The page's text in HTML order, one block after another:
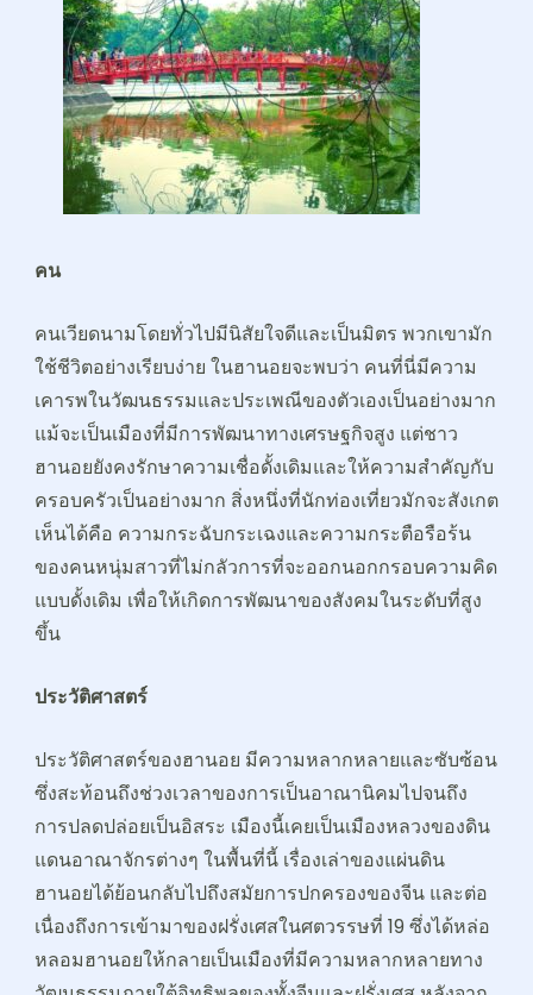
คน
คนเวียดนามโดยทั่วไปมีนิสัยใจดีและเป็นมิตร พวกเขามัก
ใช้ชีวิตอย่างเรียบง่าย ในฮานอยจะพบว่า คนที่นี่มีความ
เคารพในวัฒนธรรมและประเพณีของตัวเองเป็นอย่างมาก
แม้จะเป็นเมืองที่มีการพัฒนาทางเศรษฐกิจสูง แต่ชาว
ฮานอยยังคงรักษาความเชื่อดั้งเดิมและให้ความสำคัญกับ
ครอบครัวเป็นอย่างมาก สิ่งหนึ่งที่นักท่องเที่ยวมักจะสังเกต
เห็นได้คือ ความกระฉับกระเฉงและความกระตือรือร้น
ของคนหนุ่มสาวที่ไม่กลัวการที่จะออกนอกกรอบความคิด
แบบดั้งเดิม เพื่อให้เกิดการพัฒนาของสังคมในระดับที่สูง
ขึ้น
ประวัติศาสตร์
ประวัติศาสตร์ของฮานอย มีความหลากหลายและซับซ้อน
ซึ่งสะท้อนถึงช่วงเวลาของการเป็นอาณานิคมไปจนถึง
การปลดปล่อยเป็นอิสระ เมืองนี้เคยเป็นเมืองหลวงของดิน
แดนอาณาจักรต่างๆ ในพื้นที่นี้ เรื่องเล่าของแผ่นดิน
ฮานอยได้ย้อนกลับไปถึงสมัยการปกครองของจีน และต่อ
เนื่องถึงการเข้ามาของฝรั่งเศสในศตวรรษที่ 19 ซึ่งได้หล่อ
หลอมฮานอยให้กลายเป็นเมืองที่มีความหลากหลายทาง